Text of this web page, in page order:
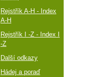
Rejstřík A-H - Index
A-H
Rejstřík I -Z - Index I
-Z
Další odkazy
Hádej a poraď